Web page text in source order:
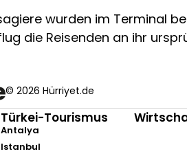
wurden im Terminal
die Reisenden an ihr
© 2026 Hürriyet.de
Türkei-Tourismus
Antalya
Istanbul